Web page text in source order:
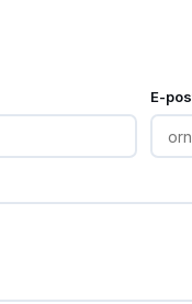
E-